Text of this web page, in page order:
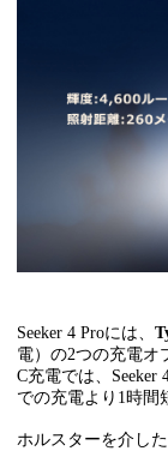
Seeker 4 Proには、
電）の2つの充電オ
C充電では、Seeker
での充電より1時間
ホルスターを介し